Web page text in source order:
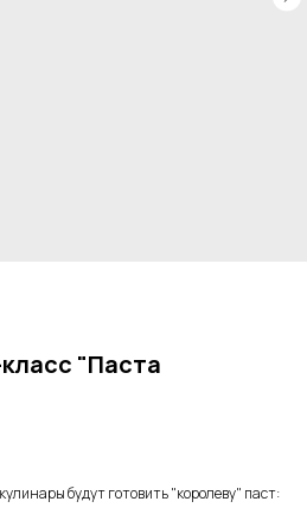
"Паста
будут готовить "королеву" паст: